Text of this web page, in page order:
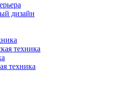
дизайн
техника
техника